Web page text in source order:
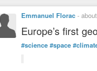
Emmanuel Florac -
Europe’s first
#science #space